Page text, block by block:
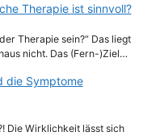
Therapie ist sinnvoll?
Therapie sein?“ Das liegt
nicht. Das (Fern-)Ziel…
die Symptome
Die Wirklichkeit lässt sich